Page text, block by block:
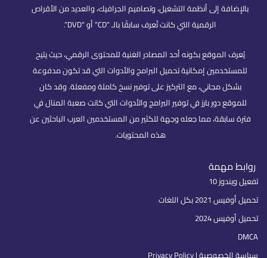
بالإضافة إلى أنظمة التشغيل، وتصاميم الجرافيك، والعديد من الأقراص
الرقمية التي كانت تُعرف سابقًا بالـ “CD” أو “DVD”.
يُعرف الموقع بكونه أحد المصادر الغنية للمحتوى الرقمي، حيث يتيح
للمستخدمين إمكانية تحميل البرامج والأدوات التي قد تكون مدفوعة
بشكل مجاني، مع التركيز على توفير نسخ كاملة ومفعلة. وقد كان
للموقع دور بارز في توفير البرامج والأدوات التي كانت صعبة المنال في
فترة سابقة، مما جعله وجهة للكثير من المستخدمين العرب الباحثين عن
هذه المحتويات.
روابط مهمة
تفعيل ويندوز 10
تحميل أوفيس 2021 بكل اللغات
تحميل أوفيس 2024
DMCA